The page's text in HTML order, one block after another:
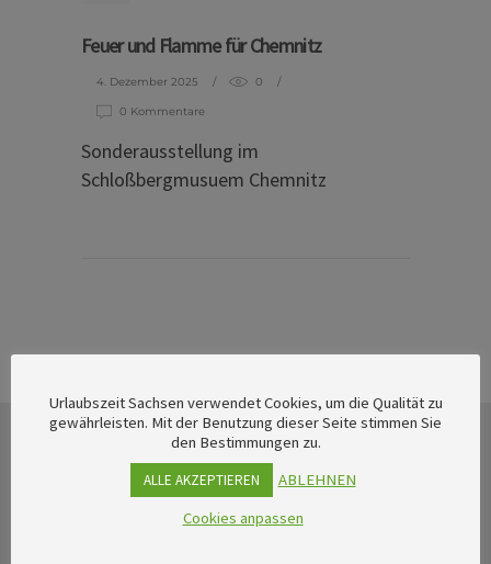
Feuer und Flamme für Chemnitz
4. Dezember 2025 0
0 Kommentare
Sonderausstellung im
Schloßbergmusuem Chemnitz
Urlaubszeit Sachsen verwendet Cookies, um die Qualität zu
gewährleisten. Mit der Benutzung dieser Seite stimmen Sie
den Bestimmungen zu.
ALLE AKZEPTIEREN
ABLEHNEN
Cookies anpassen